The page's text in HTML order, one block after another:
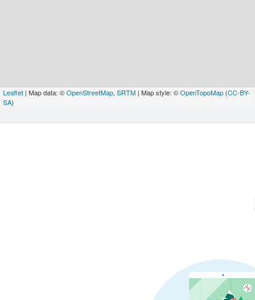
Leaflet | Map data: ©OpenStreetMap, SRTM | Map style: ©OpenTopoMap (CC-BY-
SA)